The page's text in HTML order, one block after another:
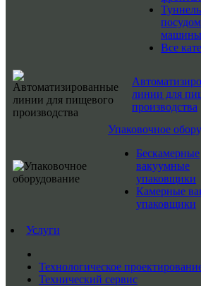
машины
Все
линии для
производства
Упаковочное
Бескамерные
вакуумные
упаковщики
Камерные
упаковщики
Услуги
Технологическое
Технический сервис